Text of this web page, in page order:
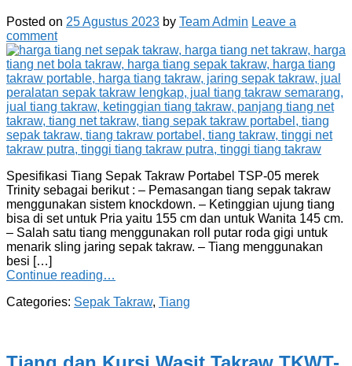
Posted on 25 Agustus 2023 by Team Admin Leave a
comment
Spesifikasi Tiang Sepak Takraw Portabel TSP-05 merek
Trinity sebagai berikut : – Pemasangan tiang sepak takraw
menggunakan sistem knockdown. – Ketinggian ujung tiang
bisa di set untuk Pria yaitu 155 cm dan untuk Wanita 145 cm.
– Salah satu tiang menggunakan roll putar roda gigi untuk
menarik sling jaring sepak takraw. – Tiang menggunakan
besi […]
Continue reading…
Categories: Sepak Takraw, Tiang